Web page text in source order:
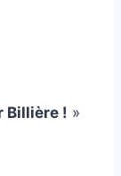
Billière ! »